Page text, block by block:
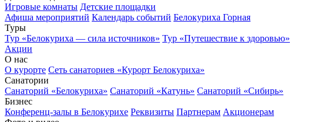
Игровые комнаты Детские площадки
Афиша мероприятий Календарь событий Белокуриха Горная
Туры
Тур «Белокуриха — сила источников» Тур «Путешествие к здоровью»
Акции
О нас
О курорте Сеть санаториев «Курорт Белокуриха»
Санатории
Санаторий «Белокуриха» Санаторий «Катунь» Санаторий «Сибирь»
Бизнес
Конференц-залы в Белокурихе Реквизиты Партнерам Акционерам